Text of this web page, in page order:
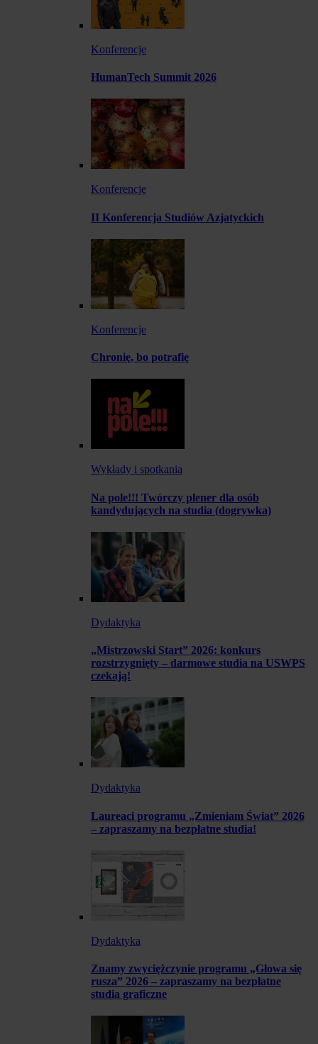
Konferencje
HumanTech Summit 2026
Konferencje
II Konferencja Studiów Azjatyckich
Konferencje
Chronię, bo potrafię
Wykłady i spotkania
Na pole!!! Twórczy plener dla osób
kandydujących na studia (dogrywka)
Dydaktyka
„Mistrzowski Start” 2026: konkurs
rozstrzygnięty – darmowe studia na USWPS
czekają!
Dydaktyka
Laureaci programu „Zmieniam Świat” 2026
– zapraszamy na bezpłatne studia!
Dydaktyka
Znamy zwyciężczynie programu „Głowa się
rusza” 2026 – zapraszamy na bezpłatne
studia graficzne